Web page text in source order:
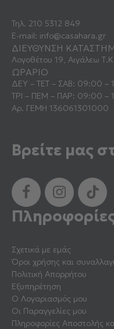
Τηλ. 210 5312 849
E-mail: info@casahara.gr
ΔΙΕΥΘΥΝΣΗ
Λογοθέτου 19, Αιγάλεω
ΩΡΑΡΙΟ
ΔΕΥ – ΤΕΤ – ΣΑΒ: 09:00 –
ΤΡΙ – ΠΕΜ – ΠΑΡ: 09:00 –
Αρ. ΓΕΜΗ 136061301000
Βρείτε μας
Σχετικά με εμάς
Όροι χρήσης και
Πολιτική Απορρήτου
Εξυπηρέτηση
Ο Λογαριασμός μου
Οι Παραγγελίες μου
Πληροφορίες Αποστολής